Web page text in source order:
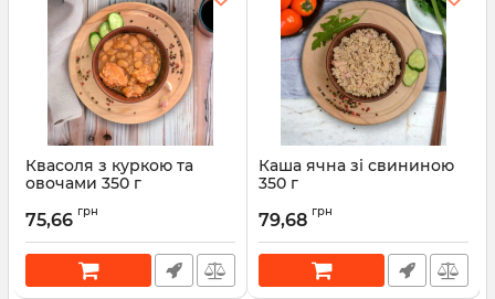
Квасоля з куркою та
овочами 350 г
75,66 грн
Каша ячна зі свининою
350 г
79,68 грн